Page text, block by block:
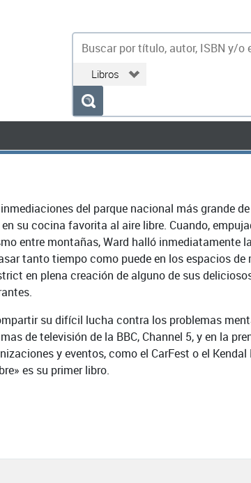
del parque nacional más grande
su cocina favorita al aire libre. Cuando,
entre montañas, Ward halló inmediatamente
tanto tiempo como puede en los espacios
en plena creación de alguno de sus
su difícil lucha contra los problemas
de televisión de la BBC, Channel 5, y en la
y eventos, como el CarFest o el
es su primer libro.